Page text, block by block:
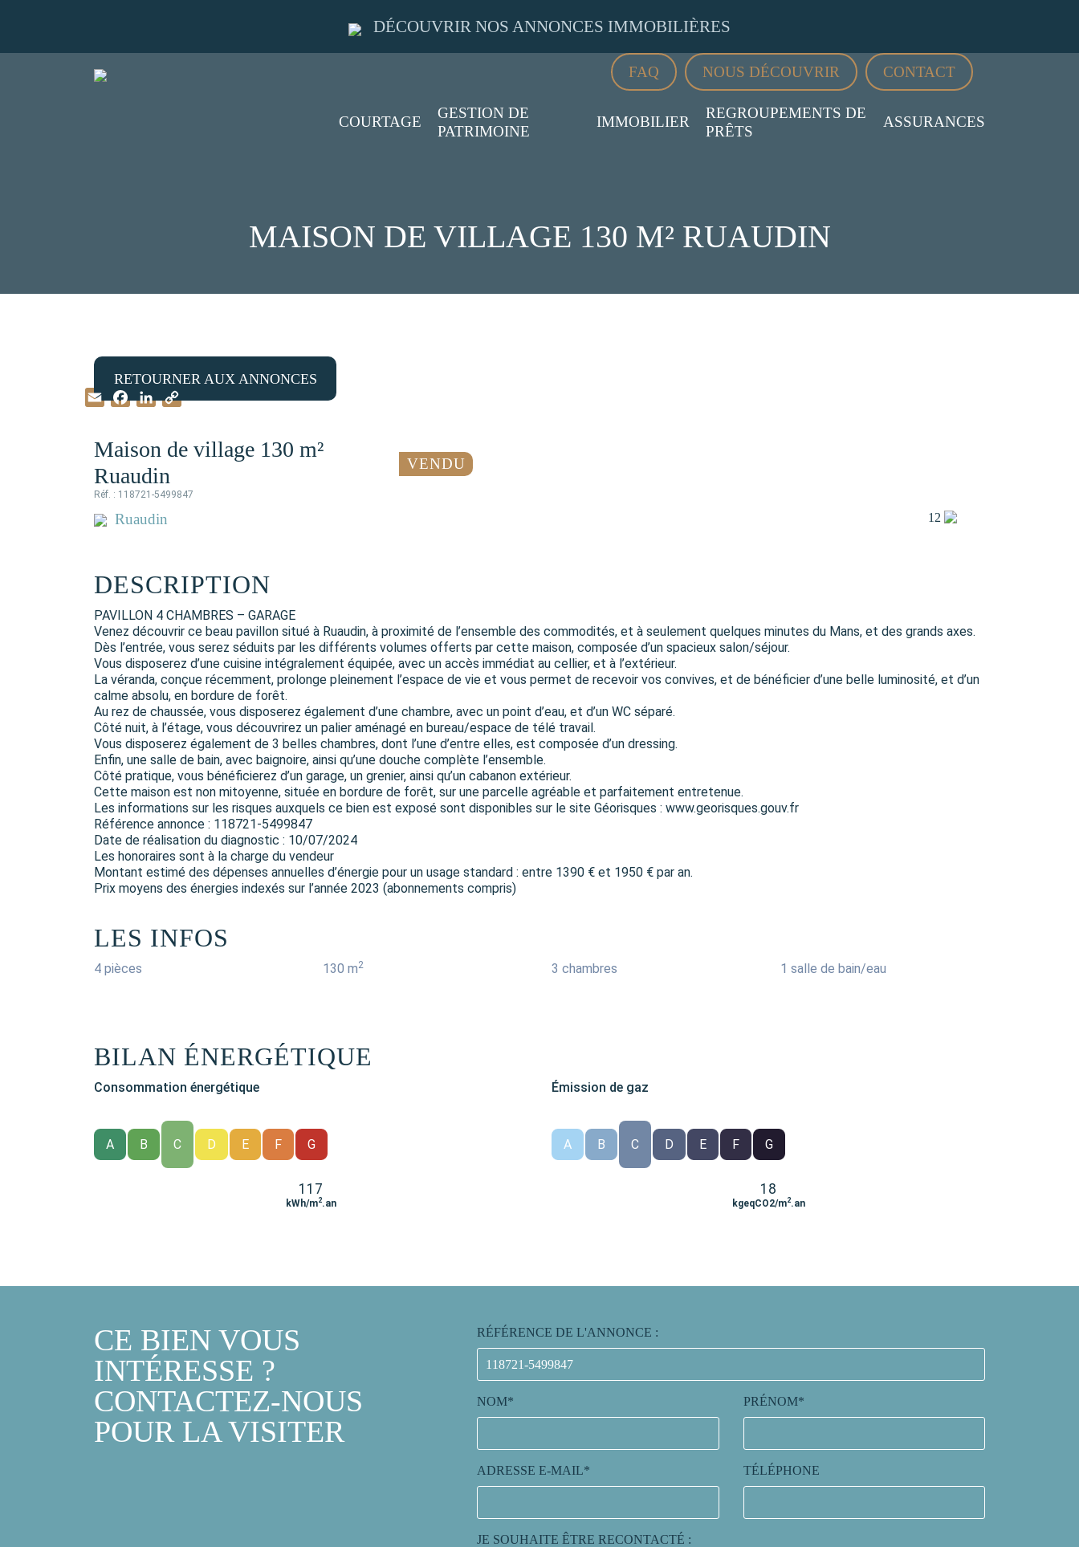
DÉCOUVRIR NOS ANNONCES IMMOBILIÈRES
FAQ NOUS DÉCOUVRIR CONTACT
COURTAGE
GESTION DE
PATRIMOINE
IMMOBILIER
REGROUPEMENTS DE
PRÊTS
ASSURANCES
MAISON DE VILLAGE 130 M² RUAUDIN
RETOURNER AUX ANNONCES
Email FacebookLinkedIn
Maison de village 130 m²
Ruaudin
Réf. : 118721-5499847
Ruaudin 12
VENDU
DESCRIPTION
PAVILLON 4 CHAMBRES – GARAGE
Venez découvrir ce beau pavillon situé à Ruaudin, à proximité de l’ensemble des commodités, et à seulement quelques minutes du Mans, et des grands axes.
Dès l’entrée, vous serez séduits par les différents volumes offerts par cette maison, composée d’un spacieux salon/séjour.
Vous disposerez d’une cuisine intégralement équipée, avec un accès immédiat au cellier, et à l’extérieur.
La véranda, conçue récemment, prolonge pleinement l’espace de vie et vous permet de recevoir vos convives, et de bénéficier d’une belle luminosité, et d’un
calme absolu, en bordure de forêt.
Au rez de chaussée, vous disposerez également d’une chambre, avec un point d’eau, et d’un WC séparé.
Côté nuit, à l’étage, vous découvrirez un palier aménagé en bureau/espace de télé travail.
Vous disposerez également de 3 belles chambres, dont l’une d’entre elles, est composée d’un dressing.
Enfin, une salle de bain, avec baignoire, ainsi qu’une douche complète l’ensemble.
Côté pratique, vous bénéficierez d’un garage, un grenier, ainsi qu’un cabanon extérieur.
Cette maison est non mitoyenne, située en bordure de forêt, sur une parcelle agréable et parfaitement entretenue.
Les informations sur les risques auxquels ce bien est exposé sont disponibles sur le site Géorisques : www.georisques.gouv.fr
Référence annonce : 118721-5499847
Date de réalisation du diagnostic : 10/07/2024
Les honoraires sont à la charge du vendeur
Montant estimé des dépenses annuelles d’énergie pour un usage standard : entre 1390 € et 1950 € par an.
Prix moyens des énergies indexés sur l’année 2023 (abonnements compris)
LES INFOS
4 pièces 130 m2 3 chambres 1 salle de bain/eau
BILAN ÉNERGÉTIQUE
Consommation énergétique
A B C D E F G
117
kWh/m2.an
Émission de gaz
A B C D E F G
18
kgeqCO2/m2.an
CE BIEN VOUS
INTÉRESSE ?
CONTACTEZ-NOUS
POUR LA VISITER
RÉFÉRENCE DE L'ANNONCE :
NOM PRÉNOM
ADRESSE E-MAIL TÉLÉPHONE
JE SOUHAITE ÊTRE RECONTACTÉ :